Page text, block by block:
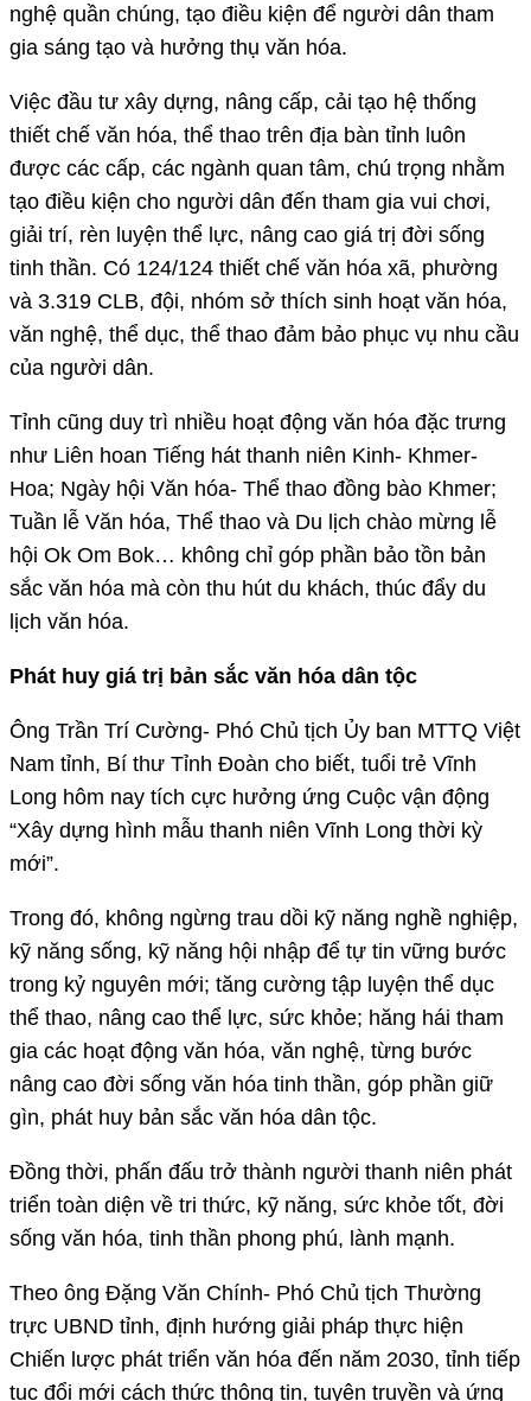
nghệ quần chúng, tạo điều kiện để người dân tham
gia sáng tạo và hưởng thụ văn hóa.
Việc đầu tư xây dựng, nâng cấp, cải tạo hệ thống
thiết chế văn hóa, thể thao trên địa bàn tỉnh luôn
được các cấp, các ngành quan tâm, chú trọng nhằm
tạo điều kiện cho người dân đến tham gia vui chơi,
giải trí, rèn luyện thể lực, nâng cao giá trị đời sống
tinh thần. Có 124/124 thiết chế văn hóa xã, phường
và 3.319 CLB, đội, nhóm sở thích sinh hoạt văn hóa,
văn nghệ, thể dục, thể thao đảm bảo phục vụ nhu cầu
của người dân.
Tỉnh cũng duy trì nhiều hoạt động văn hóa đặc trưng
như Liên hoan Tiếng hát thanh niên Kinh- Khmer-
Hoa; Ngày hội Văn hóa- Thể thao đồng bào Khmer;
Tuần lễ Văn hóa, Thể thao và Du lịch chào mừng lễ
hội Ok Om Bok… không chỉ góp phần bảo tồn bản
sắc văn hóa mà còn thu hút du khách, thúc đẩy du
lịch văn hóa.
Phát huy giá trị bản sắc văn hóa dân tộc
Ông Trần Trí Cường- Phó Chủ tịch Ủy ban MTTQ Việt
Nam tỉnh, Bí thư Tỉnh Đoàn cho biết, tuổi trẻ Vĩnh
Long hôm nay tích cực hưởng ứng Cuộc vận động
“Xây dựng hình mẫu thanh niên Vĩnh Long thời kỳ
mới”.
Trong đó, không ngừng trau dồi kỹ năng nghề nghiệp,
kỹ năng sống, kỹ năng hội nhập để tự tin vững bước
trong kỷ nguyên mới; tăng cường tập luyện thể dục
thể thao, nâng cao thể lực, sức khỏe; hăng hái tham
gia các hoạt động văn hóa, văn nghệ, từng bước
nâng cao đời sống văn hóa tinh thần, góp phần giữ
gìn, phát huy bản sắc văn hóa dân tộc.
Đồng thời, phấn đấu trở thành người thanh niên phát
triển toàn diện về tri thức, kỹ năng, sức khỏe tốt, đời
sống văn hóa, tinh thần phong phú, lành mạnh.
Theo ông Đặng Văn Chính- Phó Chủ tịch Thường
trực UBND tỉnh, định hướng giải pháp thực hiện
Chiến lược phát triển văn hóa đến năm 2030, tỉnh tiếp
tục đổi mới cách thức thông tin, tuyên truyền và ứng